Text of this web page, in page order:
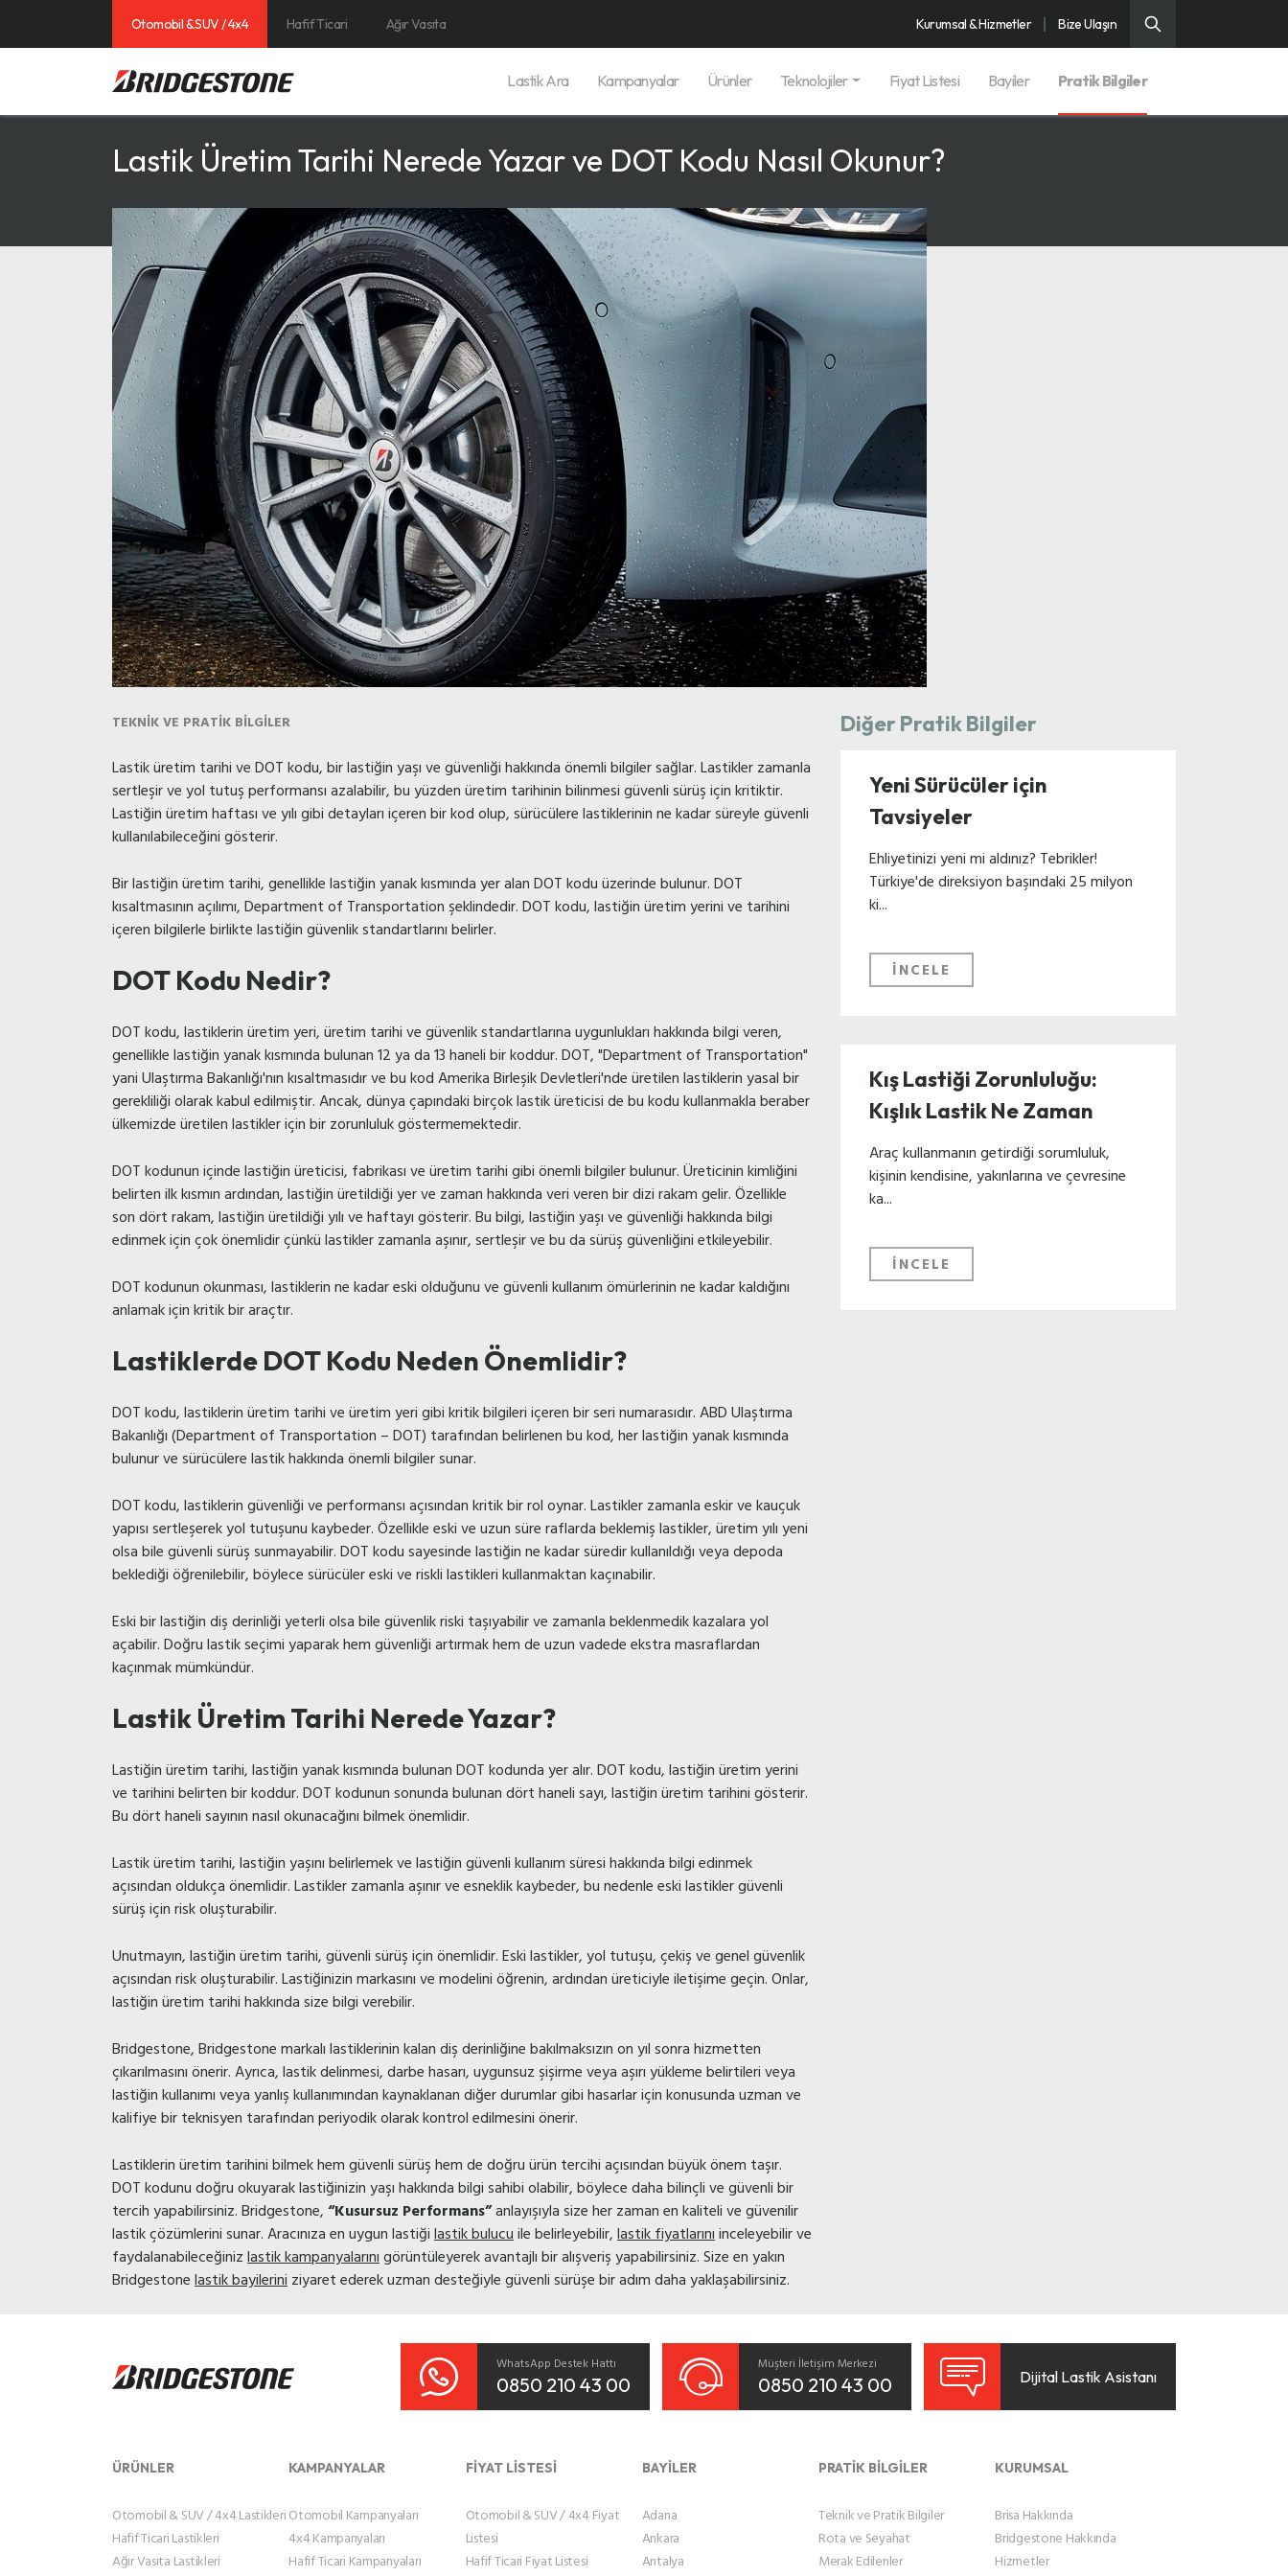
Otomobil & SUV / 4x4 Hafif Ticari Ağır Vasıta Kurumsal & Hizmetler Bize Ulaşın
Lastik Ara Kampanyalar Ürünler Teknolojiler Fiyat Listesi Bayiler Pratik Bilgiler
Lastik Üretim Tarihi Nerede Yazar ve DOT Kodu Nasıl Okunur?
TEKNIK VE PRATIK BILGILER
Lastik üretim tarihi ve DOT kodu, bir lastiğin yaşı ve güvenliği hakkında önemli bilgiler sağlar. Lastikler zamanla
sertleşir ve yol tutuş performansı azalabilir, bu yüzden üretim tarihinin bilinmesi güvenli sürüş için kritiktir.
Lastiğin üretim haftası ve yılı gibi detayları içeren bir kod olup, sürücülere lastiklerinin ne kadar süreyle güvenli
kullanılabileceğini gösterir.
Bir lastiğin üretim tarihi, genellikle lastiğin yanak kısmında yer alan DOT kodu üzerinde bulunur. DOT
kısaltmasının açılımı, Department of Transportation şeklindedir. DOT kodu, lastiğin üretim yerini ve tarihini
içeren bilgilerle birlikte lastiğin güvenlik standartlarını belirler.
DOT Kodu Nedir?
DOT kodu, lastiklerin üretim yeri, üretim tarihi ve güvenlik standartlarına uygunlukları hakkında bilgi veren,
genellikle lastiğin yanak kısmında bulunan 12 ya da 13 haneli bir koddur. DOT, "Department of Transportation"
yani Ulaştırma Bakanlığı'nın kısaltmasıdır ve bu kod Amerika Birleşik Devletleri'nde üretilen lastiklerin yasal bir
gerekliliği olarak kabul edilmiştir. Ancak, dünya çapındaki birçok lastik üreticisi de bu kodu kullanmakla beraber
ülkemizde üretilen lastikler için bir zorunluluk göstermemektedir.
DOT kodunun içinde lastiğin üreticisi, fabrikası ve üretim tarihi gibi önemli bilgiler bulunur. Üreticinin kimliğini
belirten ilk kısmın ardından, lastiğin üretildiği yer ve zaman hakkında veri veren bir dizi rakam gelir. Özellikle
son dört rakam, lastiğin üretildiği yılı ve haftayı gösterir. Bu bilgi, lastiğin yaşı ve güvenliği hakkında bilgi
edinmek için çok önemlidir çünkü lastikler zamanla aşınır, sertleşir ve bu da sürüş güvenliğini etkileyebilir.
DOT kodunun okunması, lastiklerin ne kadar eski olduğunu ve güvenli kullanım ömürlerinin ne kadar kaldığını
anlamak için kritik bir araçtır.
Lastiklerde DOT Kodu Neden Önemlidir?
DOT kodu, lastiklerin üretim tarihi ve üretim yeri gibi kritik bilgileri içeren bir seri numarasıdır. ABD Ulaştırma
Bakanlığı (Department of Transportation – DOT) tarafından belirlenen bu kod, her lastiğin yanak kısmında
bulunur ve sürücülere lastik hakkında önemli bilgiler sunar.
DOT kodu, lastiklerin güvenliği ve performansı açısından kritik bir rol oynar. Lastikler zamanla eskir ve kauçuk
yapısı sertleşerek yol tutuşunu kaybeder. Özellikle eski ve uzun süre raflarda beklemiş lastikler, üretim yılı yeni
olsa bile güvenli sürüş sunmayabilir. DOT kodu sayesinde lastiğin ne kadar süredir kullanıldığı veya depoda
beklediği öğrenilebilir, böylece sürücüler eski ve riskli lastikleri kullanmaktan kaçınabilir.
Eski bir lastiğin diş derinliği yeterli olsa bile güvenlik riski taşıyabilir ve zamanla beklenmedik kazalara yol
açabilir. Doğru lastik seçimi yaparak hem güvenliği artırmak hem de uzun vadede ekstra masraflardan
kaçınmak mümkündür.
Lastik Üretim Tarihi Nerede Yazar?
Lastiğin üretim tarihi, lastiğin yanak kısmında bulunan DOT kodunda yer alır. DOT kodu, lastiğin üretim yerini
ve tarihini belirten bir koddur. DOT kodunun sonunda bulunan dört haneli sayı, lastiğin üretim tarihini gösterir.
Bu dört haneli sayının nasıl okunacağını bilmek önemlidir.
Lastik üretim tarihi, lastiğin yaşını belirlemek ve lastiğin güvenli kullanım süresi hakkında bilgi edinmek
açısından oldukça önemlidir. Lastikler zamanla aşınır ve esneklik kaybeder, bu nedenle eski lastikler güvenli
sürüş için risk oluşturabilir.
Unutmayın, lastiğin üretim tarihi, güvenli sürüş için önemlidir. Eski lastikler, yol tutuşu, çekiş ve genel güvenlik
açısından risk oluşturabilir. Lastiğinizin markasını ve modelini öğrenin, ardından üreticiyle iletişime geçin. Onlar,
lastiğin üretim tarihi hakkında size bilgi verebilir.
Bridgestone, Bridgestone markalı lastiklerinin kalan diş derinliğine bakılmaksızın on yıl sonra hizmetten
çıkarılmasını önerir. Ayrıca, lastik delinmesi, darbe hasarı, uygunsuz şişirme veya aşırı yükleme belirtileri veya
lastiğin kullanımı veya yanlış kullanımından kaynaklanan diğer durumlar gibi hasarlar için konusunda uzman ve
kalifiye bir teknisyen tarafından periyodik olarak kontrol edilmesini önerir.
Lastiklerin üretim tarihini bilmek hem güvenli sürüş hem de doğru ürün tercihi açısından büyük önem taşır.
DOT kodunu doğru okuyarak lastiğinizin yaşı hakkında bilgi sahibi olabilir, böylece daha bilinçli ve güvenli bir
tercih yapabilirsiniz. Bridgestone, “Kusursuz Performans”anlayışıyla size her zaman en kaliteli ve güvenilir
lastik çözümlerini sunar. Aracınıza en uygun lastiği lastik bulucu ile belirleyebilir, lastik fiyatlarını inceleyebilir ve
faydalanabileceğiniz lastik kampanyalarını görüntüleyerek avantajlı bir alışveriş yapabilirsiniz. Size en yakın
Bridgestone lastik bayilerini ziyaret ederek uzman desteğiyle güvenli sürüşe bir adım daha yaklaşabilirsiniz.
Diğer Pratik Bilgiler
Yeni Sürücüler için
Tavsiyeler
Ehliyetinizi yeni mi aldınız? Tebrikler!
Türkiye'de direksiyon başındaki 25 milyon
ki...
İNCELE
Kış Lastiği Zorunluluğu:
Kışlık Lastik Ne Zaman
Takılır?
Araç kullanmanın getirdiği sorumluluk,
kişinin kendisine, yakınlarına ve çevresine
ka...
İNCELE
WhatsApp Destek Hattı
0850 210 43 00
Müşteri İletişim Merkezi
0850 210 43 00 Dijital Lastik Asistanı
ÜRÜNLER
Otomobil & SUV / 4x4 Lastikleri
Hafif Ticari Lastikleri
Ağır Vasıta Lastikleri
KAMPANYALAR
Otomobil Kampanyaları
4x4 Kampanyaları
Hafif Ticari Kampanyaları
FİYAT LİSTESİ
Otomobil & SUV / 4x4 Fiyat
Listesi
Hafif Ticari Fiyat Listesi
BAYİLER
Adana
Ankara
Antalya
PRATİK BİLGİLER
Teknik ve Pratik Bilgiler
Rota ve Seyahat
Merak Edilenler
KURUMSAL
Brisa Hakkında
Bridgestone Hakkında
Hizmetler